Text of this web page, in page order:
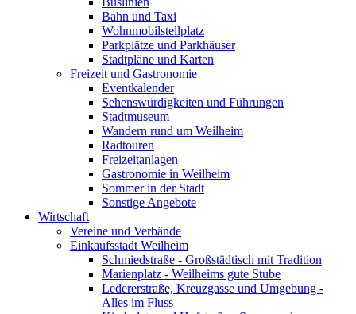
Bahn und Taxi
Wohnmobilstellplatz
Parkplätze und Parkhäuser
Stadtpläne und Karten
Freizeit und Gastronomie
Eventkalender
Sehenswürdigkeiten und Führungen
Stadtmuseum
Wandern rund um Weilheim
Radtouren
Freizeitanlagen
Gastronomie in Weilheim
Sommer in der Stadt
Sonstige Angebote
Wirtschaft
Vereine und Verbände
Einkaufsstadt Weilheim
Schmiedstraße - Großstädtisch mit Tradition
Marienplatz - Weilheims gute Stube
Ledererstraße, Kreuzgasse und Umgebung -
Alles im Fluss